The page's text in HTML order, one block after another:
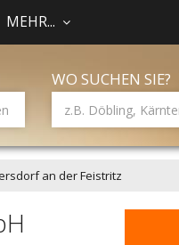
MEHR...
WO SUCHEN SIE?
an der Feistritz